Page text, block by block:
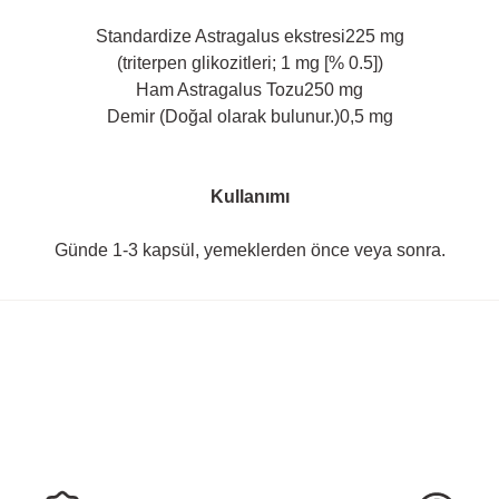
Standardize Astragalus ekstresi225 mg
(triterpen glikozitleri; 1 mg [% 0.5])
Ham Astragalus Tozu250 mg
Demir (Doğal olarak bulunur.)0,5 mg
Kullanımı
Günde 1-3 kapsül, yemeklerden önce veya sonra.